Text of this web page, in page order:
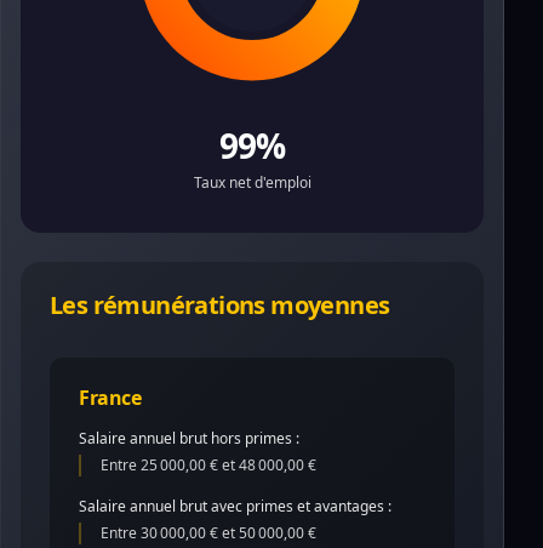
99%
Taux net d'emploi
Les rémunérations moyennes
France
Salaire annuel brut hors primes :
Entre 25 000,00 € et 48 000,00 €
Salaire annuel brut avec primes et avantages :
Entre 30 000,00 € et 50 000,00 €